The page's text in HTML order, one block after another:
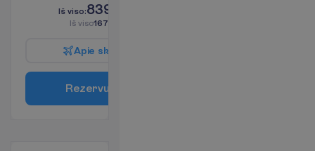
Iš viso:839.00
Iš viso1678.00
Apie sk
Rezervu